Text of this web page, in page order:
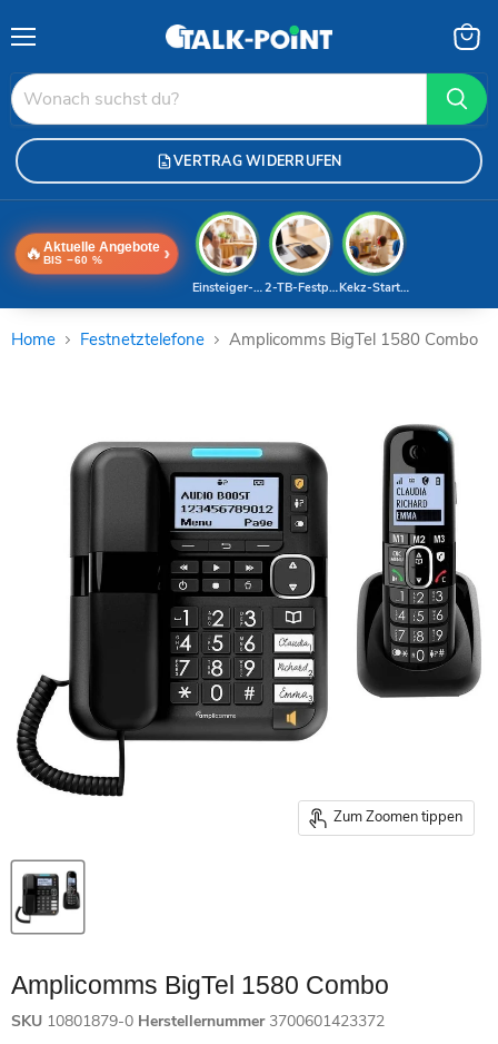
VERTRAG WIDERRUFEN
🔥 Aktuelle Angebote
BIS −60 % ›
Kekz-Starterset
2-TB-Festplatte
Einsteiger-Handy
Home Festnetztelefone Amplicomms BigTel 1580 Combo
Zum Zoomen tippen
Amplicomms BigTel 1580 Combo
SKU 10801879-0 Herstellernummer 3700601423372